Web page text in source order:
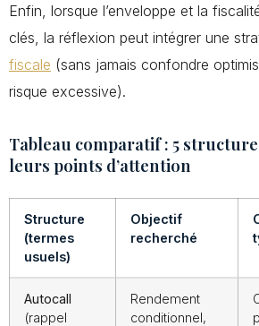
Enfin, lorsque l’enveloppe et la
clés, la réflexion peut intégrer une
fiscale (sans jamais confondre
risque excessive).
Tableau comparatif : 5
leurs points d’attention
Structure
(termes
usuels)
Objectif
recherché
Autocall
(rappel
Rendement
conditionnel,